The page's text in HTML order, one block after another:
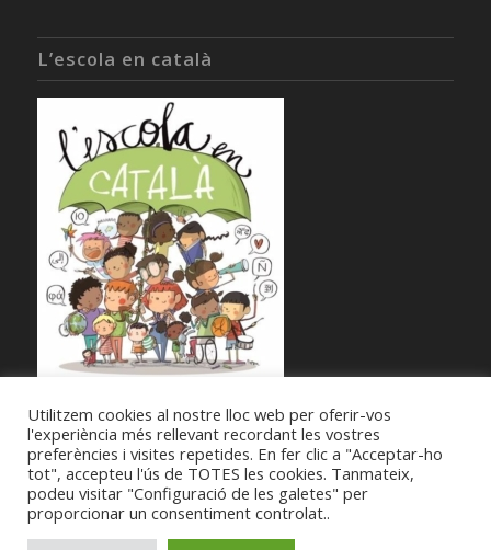
L’escola en català
Utilitzem cookies al nostre lloc web per oferir-vos
l'experiència més rellevant recordant les vostres
preferències i visites repetides. En fer clic a "Acceptar-ho
tot", accepteu l'ús de TOTES les cookies. Tanmateix,
podeu visitar "Configuració de les galetes" per
proporcionar un consentiment controlat..